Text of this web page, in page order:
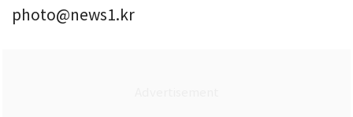
photo@news1.kr